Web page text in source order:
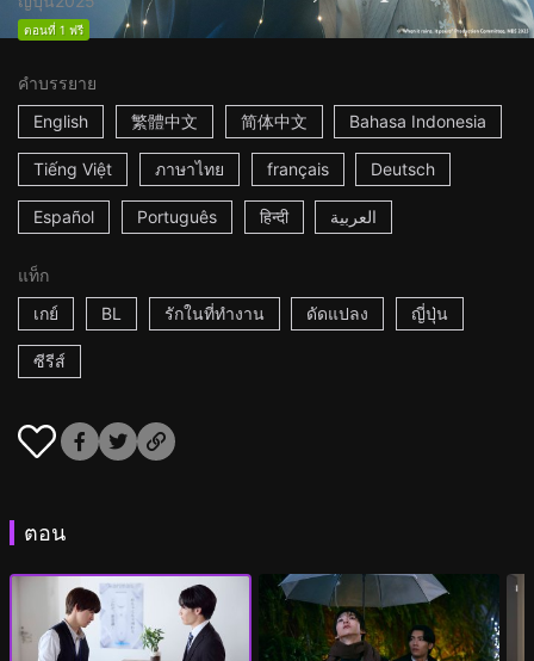
ตอนที่ 1 ฟรี
คำบรรยาย
English
繁體中文 简体中文 Bahasa Indonesia
Tiếng Việt ภาษาไทย français Deutsch
Español Português हिन्दी العربية
แท็ก
เกย์
BL รักในที่ทำงาน ดัดแปลง ญี่ปุ่น
ซีรีส์
ตอน